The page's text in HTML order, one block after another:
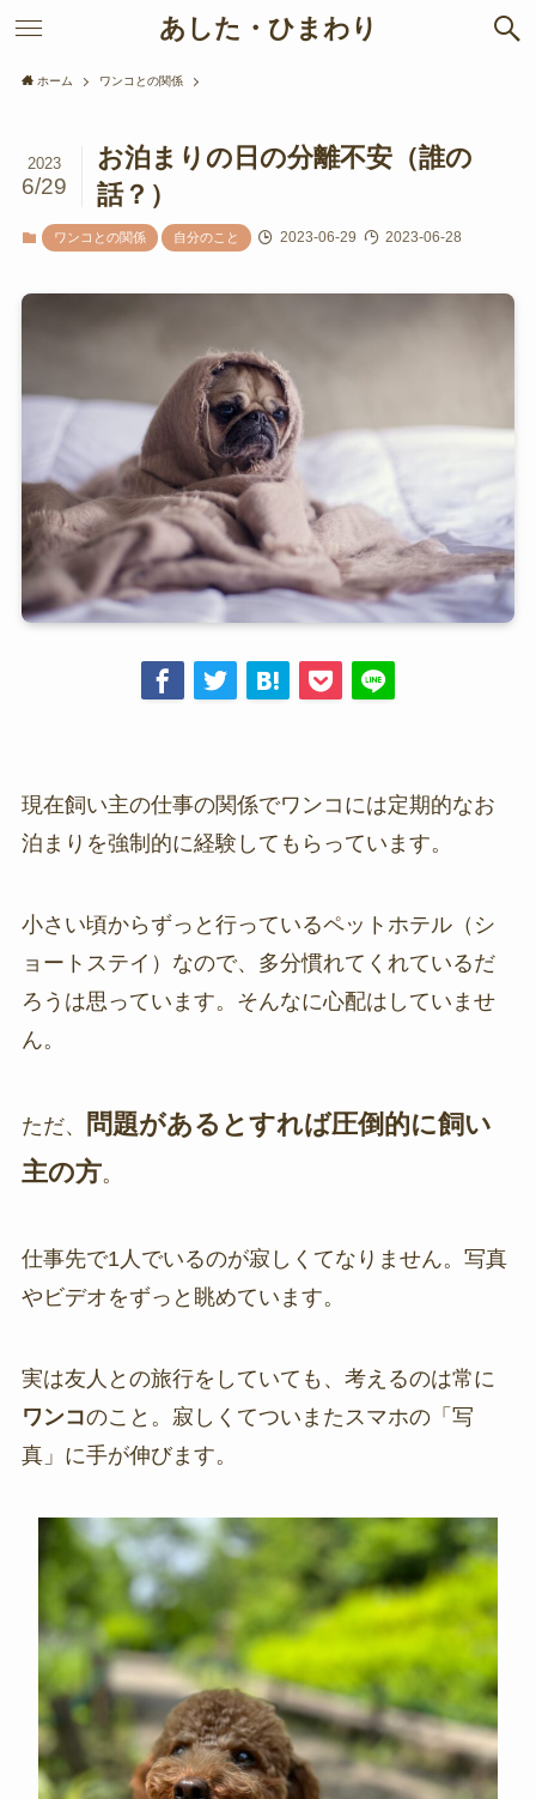
あした・ひまわり
ホーム ワンコとの関係
お泊まりの日の分離不安（誰の
話？）
2023
6/29
ワンコとの関係 自分のこと 2023-06-29 2023-06-28
現在飼い主の仕事の関係でワンコには定期的なお
泊まりを強制的に経験してもらっています。
小さい頃からずっと行っているペットホテル（シ
ョートステイ）なので、多分慣れてくれているだ
ろうは思っています。そんなに心配はしていませ
ん。
ただ、
問題があるとすれば圧倒的に飼い
主の方。
仕事先で1人でいるのが寂しくてなりません。写真
やビデオをずっと眺めています。
実は友人との旅行をしていても、考えるのは常に
ワンコのこと。寂しくてついまたスマホの「写
真」に手が伸びます。